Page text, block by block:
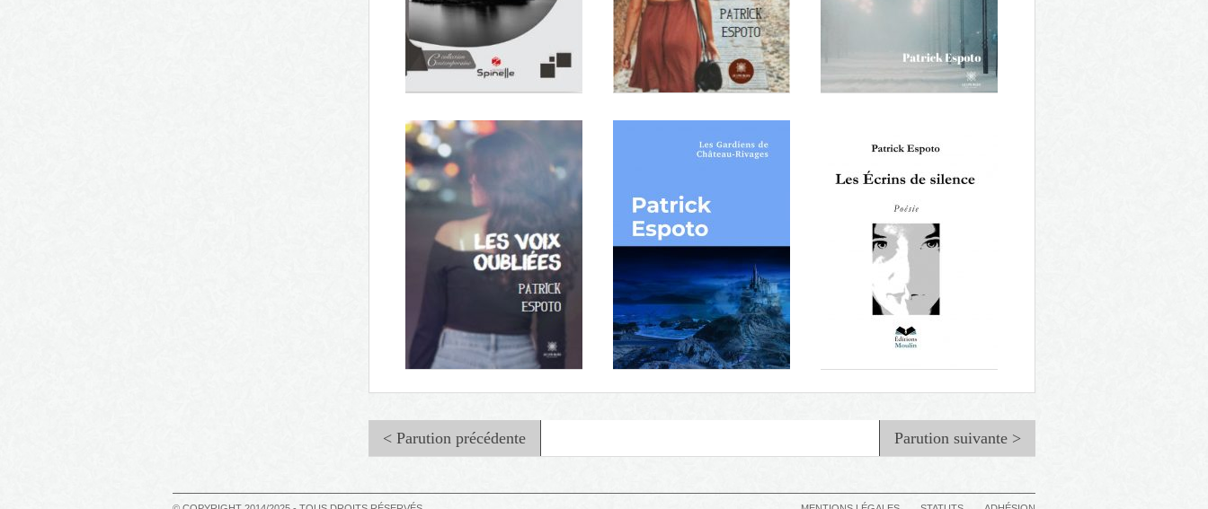
Nuits rétiniennes Les larmes de la nuit
Les îles noires Les fiancés d'automne La génération vaincue
< Parution précédente Parution suivante >